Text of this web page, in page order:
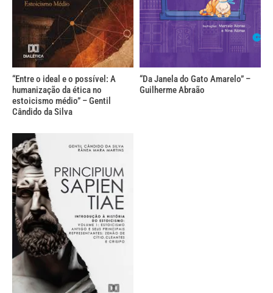
“Entre o ideal e o possível: A
humanização da ética no
estoicismo médio” – Gentil
Cândido da Silva
“Da Janela do Gato Amarelo” –
Guilherme Abraão